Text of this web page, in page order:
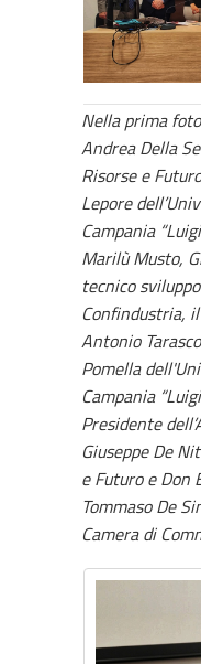
Nella prima
Andrea Della
Risorse e
Lepore
Campania
Marilù Musto,
tecnico
Confindustria,
Antonio
Pomella
Campania
Presidente
Giuseppe De
e Futuro e Don
Tommaso De
Camera di